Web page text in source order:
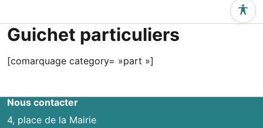
site
Outils
Guichet particuliers
[comarquage category= »part »]
Nous contacter
4, place de la Mairie